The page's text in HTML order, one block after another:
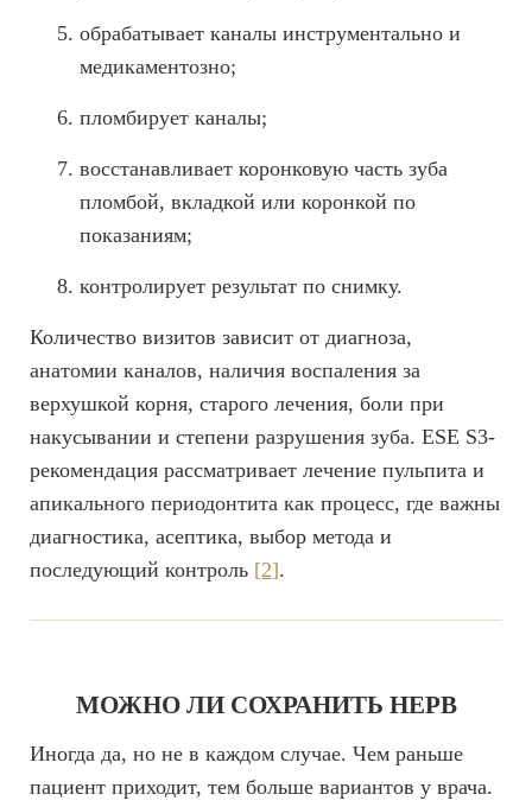
обрабатывает каналы инструментально и
медикаментозно;
пломбирует каналы;
восстанавливает коронковую часть зуба
пломбой, вкладкой или коронкой по
показаниям;
контролирует результат по снимку.
Количество визитов зависит от диагноза,
анатомии каналов, наличия воспаления за
верхушкой корня, старого лечения, боли при
накусывании и степени разрушения зуба. ESE S3-
рекомендация рассматривает лечение пульпита и
апикального периодонтита как процесс, где важны
диагностика, асептика, выбор метода и
последующий контроль [2].
МОЖНО ЛИ СОХРАНИТЬ НЕРВ
Иногда да, но не в каждом случае. Чем раньше
пациент приходит, тем больше вариантов у врача.